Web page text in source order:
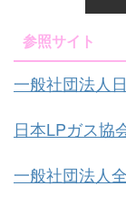
参照サイト
一般社団法人
日本LPガス協
一般社団法人